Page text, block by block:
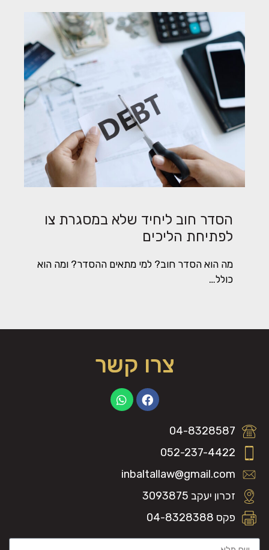
הסדר חוב ליחיד שלא במסגרת צו
לפתיחת הליכים
מה הוא הסדר חוב? למי מתאים ההסדר? ומה הוא
כולל…
צרו קשר
04-8328587
052-237-4422
inbaltallaw@gmail.com
זכרון יעקב 3093875
פקס 04-8328388